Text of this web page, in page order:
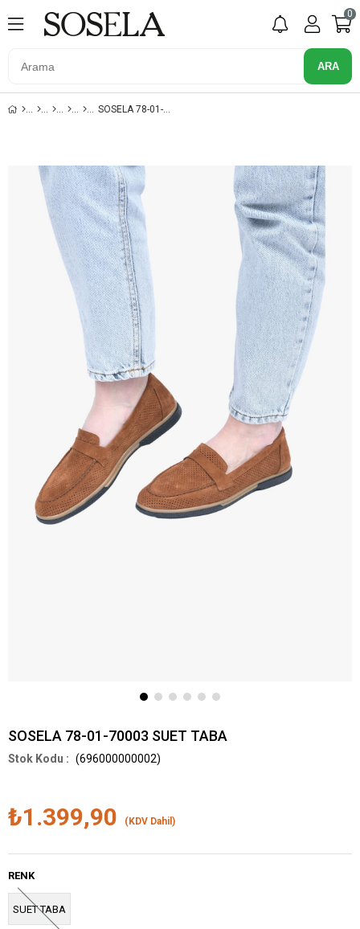
0
SOSELA 78-01-70003 SUET TABA
SOSELA 78-01-70003 SUET TABA
(696000000002)
₺1.399,90 (KDV Dahil)
RENK
SUET TABA